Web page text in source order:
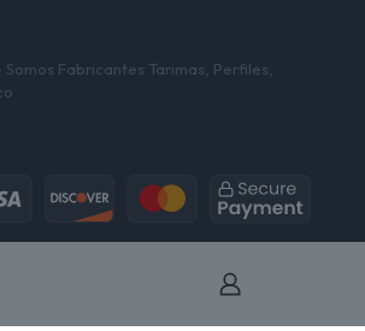
Somos Fabricantes Tarimas, Perfiles,